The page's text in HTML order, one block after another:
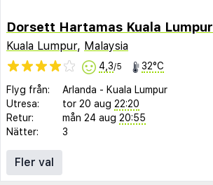
Dorsett Hartamas Kuala Lumpur
Kuala Lumpur, Malaysia
4,3/5 32°C
Flyg från: Arlanda - Kuala Lumpur
Utresa:
tor 20 aug 22:20
Retur:
mån 24 aug 20:55
Nätter:
3
Fler val